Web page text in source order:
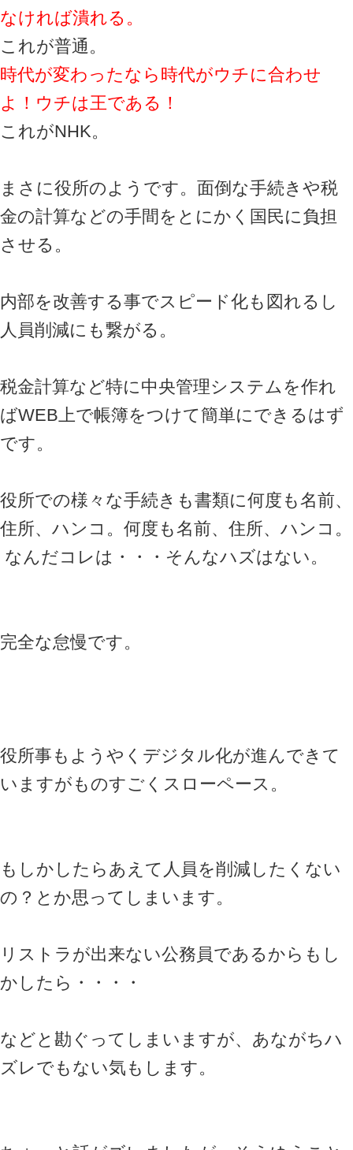
なければ潰れる。
これが普通。
時代が変わったなら時代がウチに合わせ
よ！ウチは王である！
これがNHK。
まさに役所のようです。面倒な手続きや税
金の計算などの手間をとにかく国民に負担
させる。
内部を改善する事でスピード化も図れるし
人員削減にも繋がる。
税金計算など特に中央管理システムを作れ
ばWEB上で帳簿をつけて簡単にできるはず
です。
役所での様々な手続きも書類に何度も名前、
住所、ハンコ。何度も名前、住所、ハンコ。
なんだコレは・・・そんなハズはない。
完全な怠慢です。
役所事もようやくデジタル化が進んできて
いますがものすごくスローペース。
もしかしたらあえて人員を削減したくない
の？とか思ってしまいます。
リストラが出来ない公務員であるからもし
かしたら・・・・
などと勘ぐってしまいますが、あながちハ
ズレでもない気もします。